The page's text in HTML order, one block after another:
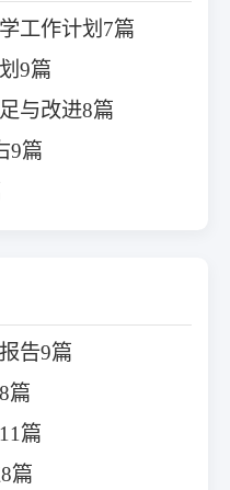
工作计划7篇
9篇
与改进8篇
9篇
告9篇
篇
篇
篇